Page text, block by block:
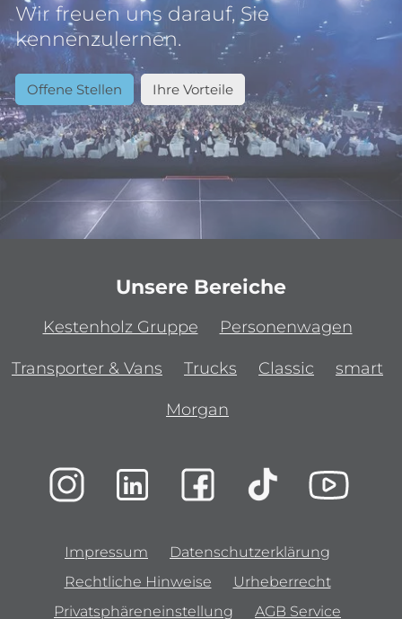
Wir freuen uns darauf, Sie
kennenzulernen.
Offene Stellen Ihre Vorteile
Unsere Bereiche
Kestenholz Gruppe Personenwagen
Transporter & Vans Trucks Classic smart
Morgan
Impressum
Datenschutzerklärung
Rechtliche Hinweise
Urheberrecht
Privatsphäreneinstellung
AGB Service